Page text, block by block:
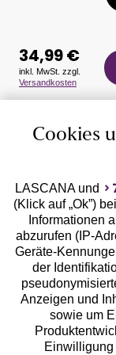
Geprüfte
Unsere
34,99 €
inkl. MwSt. zzgl.
Versandkosten
Cookies
LASCANA und
(Klick auf „Ok”)
Informationen
abzurufen (IP-
Geräte-
der
Anzeigen und
sowie um
Einwilligung